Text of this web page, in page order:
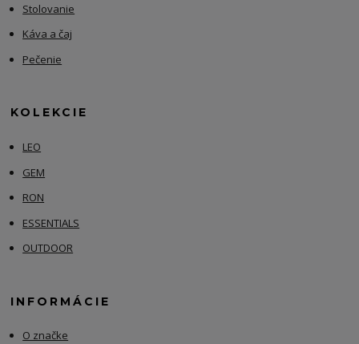
Stolovanie
Káva a čaj
Pečenie
KOLEKCIE
LEO
GEM
RON
ESSENTIALS
OUTDOOR
INFORMÁCIE
O značke